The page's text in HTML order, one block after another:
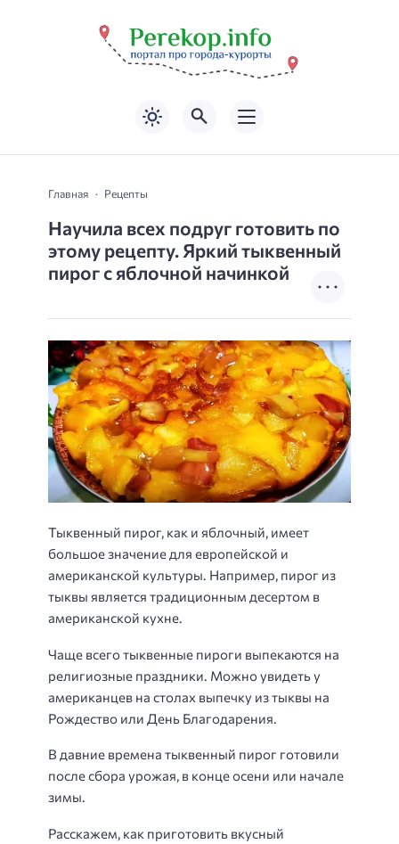
Главная Рецепты
Научила всех подруг готовить по
этому рецепту. Яркий тыквенный
пирог с яблочной начинкой
Тыквенный пирог, как и яблочный, имеет
большое значение для европейской и
американской культуры. Например, пирог из
тыквы является традиционным десертом в
американской кухне.
Чаще всего тыквенные пироги выпекаются на
религиозные праздники. Можно увидеть у
американцев на столах выпечку из тыквы на
Рождество или День Благодарения.
В давние времена тыквенный пирог готовили
после сбора урожая, в конце осени или начале
зимы.
Расскажем, как приготовить вкусный